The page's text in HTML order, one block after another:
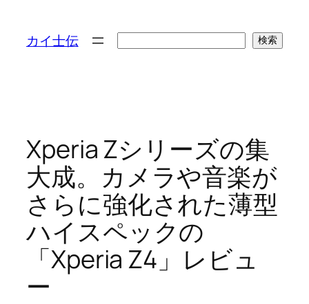
カイ士伝 検索
Xperia Zシリーズの集
大成。カメラや音楽が
さらに強化された薄型
ハイスペックの
「Xperia Z4」レビュ
ー